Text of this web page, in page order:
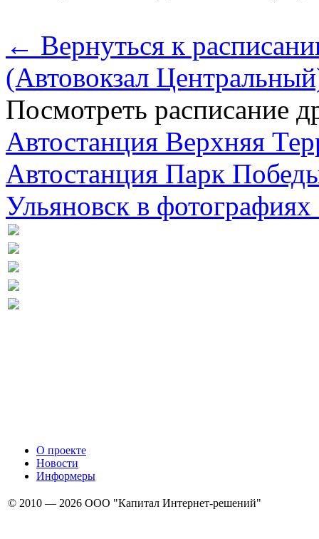
← Вернуться к
(Автовокзал
Посмотреть расписание
Автостанция Верхняя
Автостанция Парк
Ульяновск в
О проекте
Новости
Информеры
© 2010 — 2026 ООО "Капитал Интернет-решений"